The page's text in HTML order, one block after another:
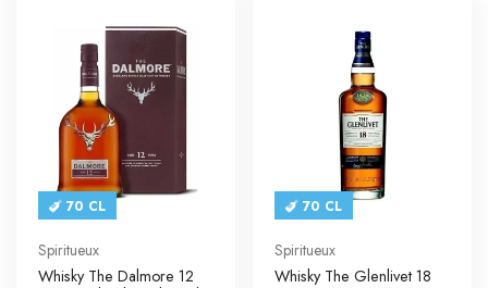
70 CL
Spiritueux
Whisky The Dalmore 12
70 CL
Spiritueux
Whisky The Glenlivet 18